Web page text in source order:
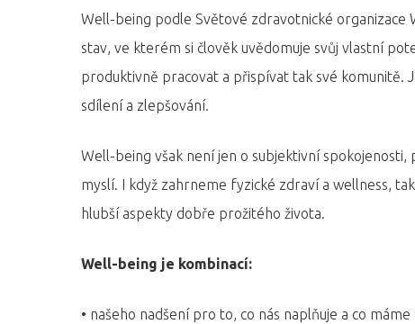
Well-being podle Světové zdravotnické organizace
stav, ve kterém si člověk uvědomuje svůj vlastní
produktivně pracovat a přispívat tak své komunitě.
sdílení a zlepšování.
Well-being však není jen o subjektivní
myslí. I když zahrneme fyzické zdraví a wellness,
hlubší aspekty dobře prožitého života.
Well-being je kombinací:
• našeho nadšení pro to, co nás naplňuje a co